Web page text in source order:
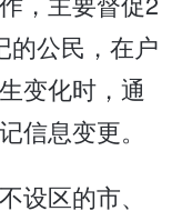
的公民，在户
变化时，通
信息变更。
设区的市、